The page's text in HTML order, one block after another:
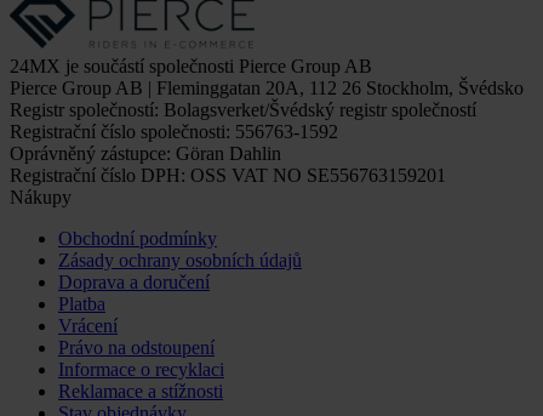
24MX je součástí společnosti Pierce Group AB
Pierce Group AB | Fleminggatan 20A, 112 26 Stockholm, Švédsko
Registr společností: Bolagsverket/Švédský registr společností
Registrační číslo společnosti: 556763-1592
Oprávněný zástupce: Göran Dahlin
Registrační číslo DPH: OSS VAT NO SE556763159201
Nákupy
Obchodní podmínky
Zásady ochrany osobních údajů
Doprava a doručení
Platba
Vrácení
Právo na odstoupení
Informace o recyklaci
Reklamace a stížnosti